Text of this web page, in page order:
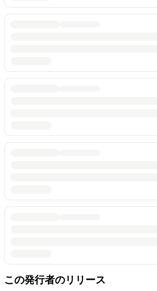
この発行者のリリース